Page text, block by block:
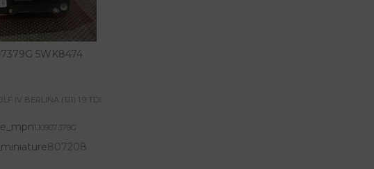
5WK8474
IV BERLINA (1J1) 1.9 TDI
1J0907379G
807208